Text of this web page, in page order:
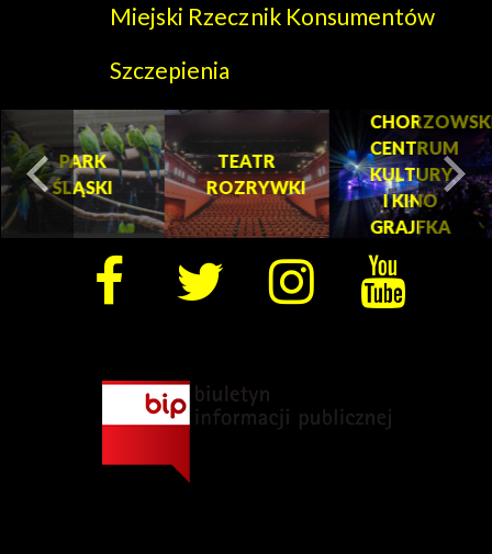
Miejski Rzecznik Konsumentów
Szczepienia
PARK
ŚLĄSKI
TEATR
ROZRYWKI
CENTRUM
KULTURY
I KINO
GRAJFKA
turysta.Previous